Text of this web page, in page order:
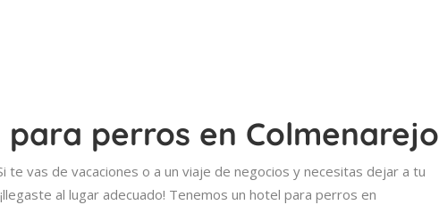
para perros en Colmenarejo
te vas de vacaciones o a un viaje de negocios y necesitas dejar a tu
al lugar adecuado! Tenemos un hotel para perros en